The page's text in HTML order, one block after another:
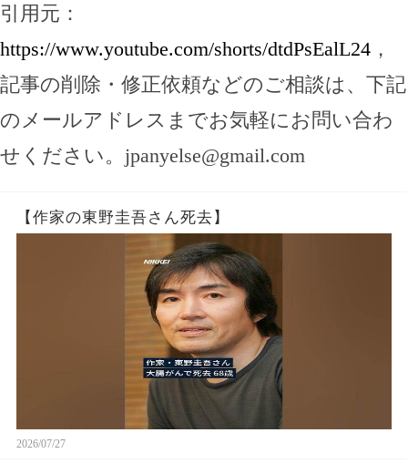
引用元：
https://www.youtube.com/shorts/dtdPsEalL24 ，
記事の削除・修正依頼などのご相談は、下記
のメールアドレスまでお気軽にお問い合わ
せください。 jpanyelse@gmail.com
【作家の東野圭吾さん死去】
2026/07/27